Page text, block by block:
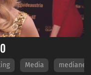
Media medianet